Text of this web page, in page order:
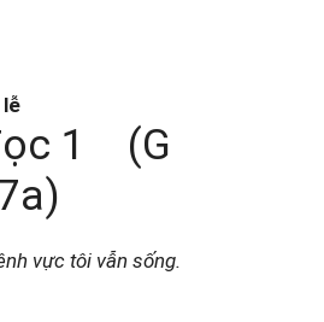
lễ
1 (G
vực tôi vẫn sống.